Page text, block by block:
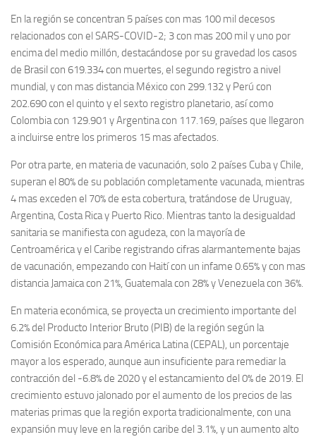
En la región se concentran 5 países con mas 100 mil decesos
relacionados con el SARS-COVID-2; 3 con mas 200 mil y uno por
encima del medio millón, destacándose por su gravedad los casos
de Brasil con 619.334 con muertes, el segundo registro a nivel
mundial, y con mas distancia México con 299.132 y Perú con
202.690 con el quinto y el sexto registro planetario, así como
Colombia con 129.901 y Argentina con 117.169, países que llegaron
a incluirse entre los primeros 15 mas afectados.
Por otra parte, en materia de vacunación, solo 2 países Cuba y Chile,
superan el 80% de su población completamente vacunada, mientras
4 mas exceden el 70% de esta cobertura, tratándose de Uruguay,
Argentina, Costa Rica y Puerto Rico. Mientras tanto la desigualdad
sanitaria se manifiesta con agudeza, con la mayoría de
Centroamérica y el Caribe registrando cifras alarmantemente bajas
de vacunación, empezando con Haití con un infame 0.65% y con mas
distancia Jamaica con 21%, Guatemala con 28% y Venezuela con 36%.
En materia económica, se proyecta un crecimiento importante del
6.2% del Producto Interior Bruto (PIB) de la región según la
Comisión Económica para América Latina (CEPAL), un porcentaje
mayor a los esperado, aunque aun insuficiente para remediar la
contracción del -6.8% de 2020 y el estancamiento del 0% de 2019. El
crecimiento estuvo jalonado por el aumento de los precios de las
materias primas que la región exporta tradicionalmente, con una
expansión muy leve en la región caribe del 3.1%, y un aumento alto